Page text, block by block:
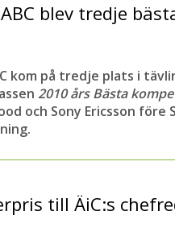
blev tredje
kom på tredje plats i
2010 års Bästa
och Sony Ericsson före
till ÄiC:s